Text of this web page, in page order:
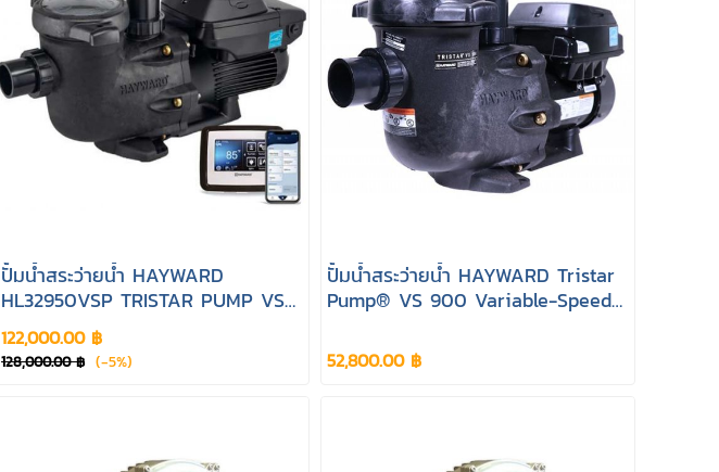
ปั้มน้ำสระว่ายน้ำ HAYWARD
HL32950VSP TRISTAR PUMP VS
900 OMNI Variable-Speed Pump
122,000.00 ฿
128,000.00 ฿ (-5%)
ปั้มน้ำสระว่ายน้ำ HAYWARD Tristar
Pump® VS 900 Variable-Speed
52,800.00 ฿